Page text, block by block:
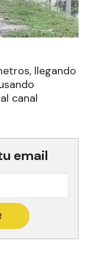
llegando
canal
email